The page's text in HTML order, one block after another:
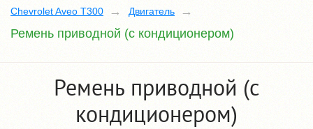
Chevrolet Aveo T300
Двигатель
Ремень приводной (с кондиционером)
Ремень приводной (с
кондиционером)